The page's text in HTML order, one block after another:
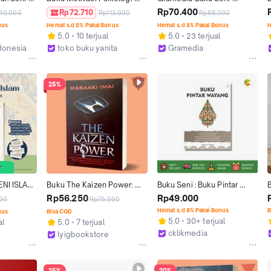
dan
- Sun
Seni Mengubah Impian
Menjadi Kenyataan Berani
untuk Bermimpi dan Beraksi
Self Improvement
Pengembangan Diri
Rp72.710 Rp113.000
Hemat s.d 8% Pakai Bonus
5.0
10 terjual
toko buku yanita
Menulis Fiksi untuk Pemula:
Memahami Dasar dan
Teknik Menulis Fiksi (N. Eka
P)
Rp70.400Rp88.000
Hemat s.d 8% Pakai Bonus
5.0
23 terjual
Gramedia
ISLAM
dan
25%
Buku The Kaizen Power:
Menyingkap Falsafah dan
Orang Jepang - Masaaki
Imai
Rp56.250Rp75.000
Bisa COD
5.0
7 terjual
Iyigbookstore
Buku Seni : Buku Pintar
Wayang
Rp49.000
Hemat s.d 8% Pakai Bonus
5.0
30+ terjual
cklikmedia